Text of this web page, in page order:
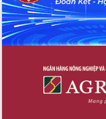
Phó Chủ tịch Thường trực UBND tỉnh
Hồ Thị Nguyên Thảo làm việc tại Trung
tâm Phục vụ hành chính công xã Ea
Phê
Xây dựng nền hành chính số đồng
Giai đoạn 2026-2030, Đắk Lắk phấn
đấu có 77% xã đạt chuẩn nông thôn
Chuyển đổi số 'mở đường' cho nông